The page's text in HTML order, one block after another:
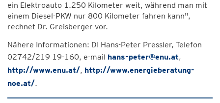
ein Elektroauto 1.250 Kilometer weit, während man mit
einem Diesel-PKW nur 800 Kilometer fahren kann",
rechnet Dr. Greisberger vor.
Nähere Informationen: DI Hans-Peter Pressler, Telefon
02742/219 19-160, e-mail hans-peter@enu.at,
http://www.enu.at/, http://www.energieberatung-
noe.at/.